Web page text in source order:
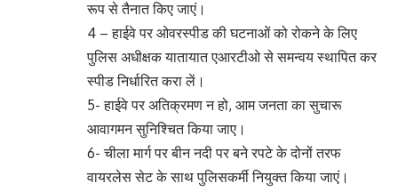
रूप से तैनात किए जाएं।
4 – हाईवे पर ओवरस्पीड की घटनाओं को रोकने के लिए
पुलिस अधीक्षक यातायात एआरटीओ से समन्वय स्थापित कर
स्पीड निर्धारित करा लें।
5- हाईवे पर अतिक्रमण न हो, आम जनता का सुचारू
आवागमन सुनिश्चित किया जाए।
6- चीला मार्ग पर बीन नदी पर बने रपटे के दोनों तरफ
वायरलेस सेट के साथ पुलिसकर्मी नियुक्त किया जाएं।